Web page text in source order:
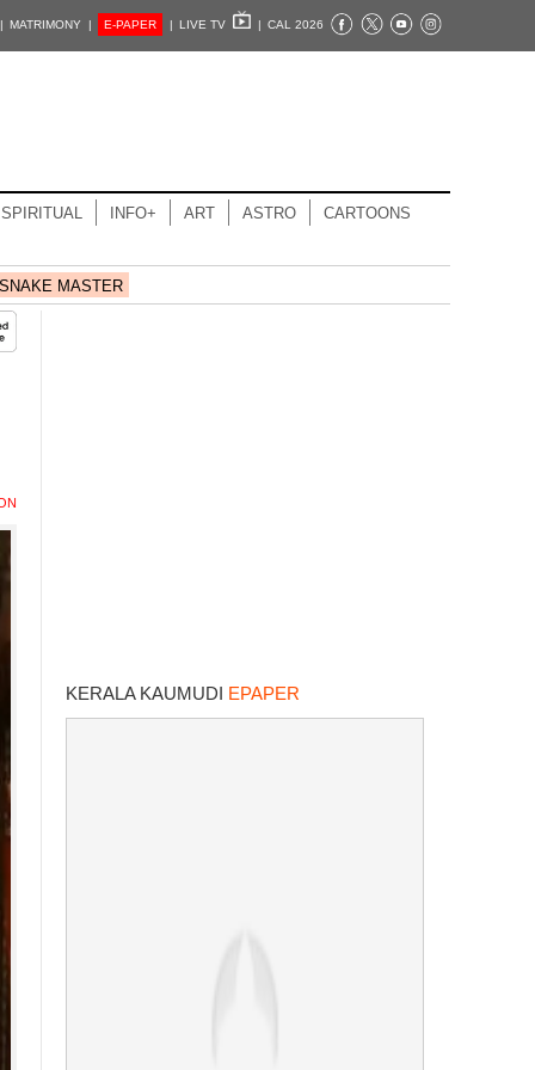
MATRIMONY | E-PAPER | LIVE TV | CAL 2026
SPIRITUAL INFO+ ART ASTRO CARTOONS
MASTER
KERALA KAUMUDI EPAPER